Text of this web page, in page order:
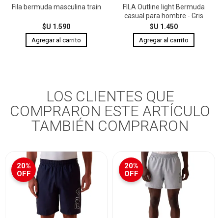
Fila bermuda masculina train
$U 1.590
FILA Outline light Bermuda
casual para hombre - Gris
$U 1.450
LOS CLIENTES QUE
COMPRARON ESTE ARTÍCULO
TAMBIÉN COMPRARON
20%
OFF
20%
OFF